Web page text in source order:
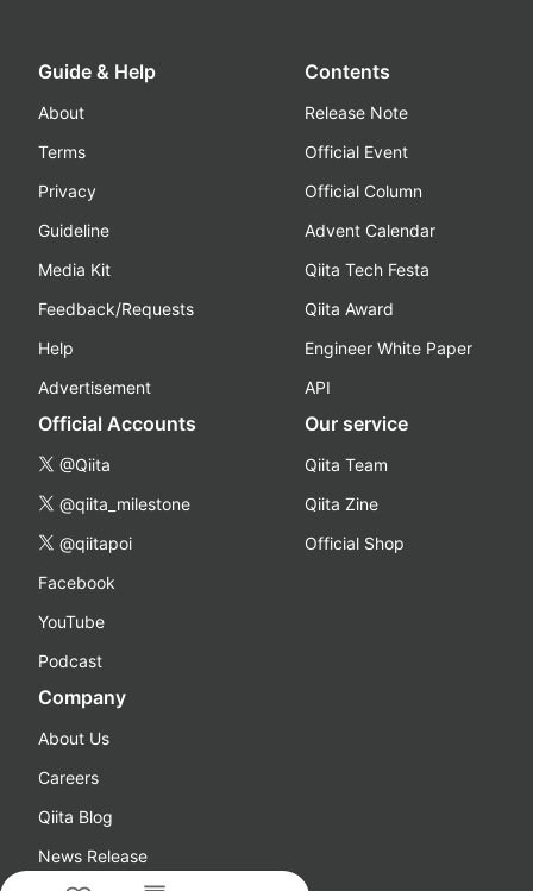
Guide & Help
About
Terms
Privacy
Guideline
Media Kit
Feedback/Requests
Help
Advertisement
Contents
Release Note
Official Event
Official Column
Advent Calendar
Qiita Tech Festa
Qiita Award
Engineer White Paper
API
Official Accounts
@Qiita
@qiita_milestone
@qiitapoi
Facebook
YouTube
Podcast
Our service
Qiita Team
Qiita Zine
Official Shop
Company
About Us
Careers
Qiita Blog
News Release